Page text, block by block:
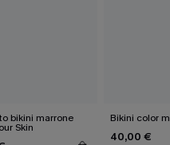
bikini marrone
Skin
Bikini color
40,00 €